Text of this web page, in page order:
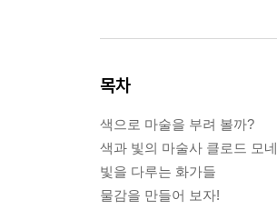
목차
색으로 마술을 부려 볼까?
색과 빛의 마술사 클로드 모네
빛을 다루는 화가들
물감을 만들어 보자!